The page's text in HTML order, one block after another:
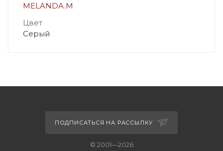
MELANDA.M
Цвет
Серый
ПОДПИСАТЬСЯ НА РАССЫЛКУ
© 2001—2026